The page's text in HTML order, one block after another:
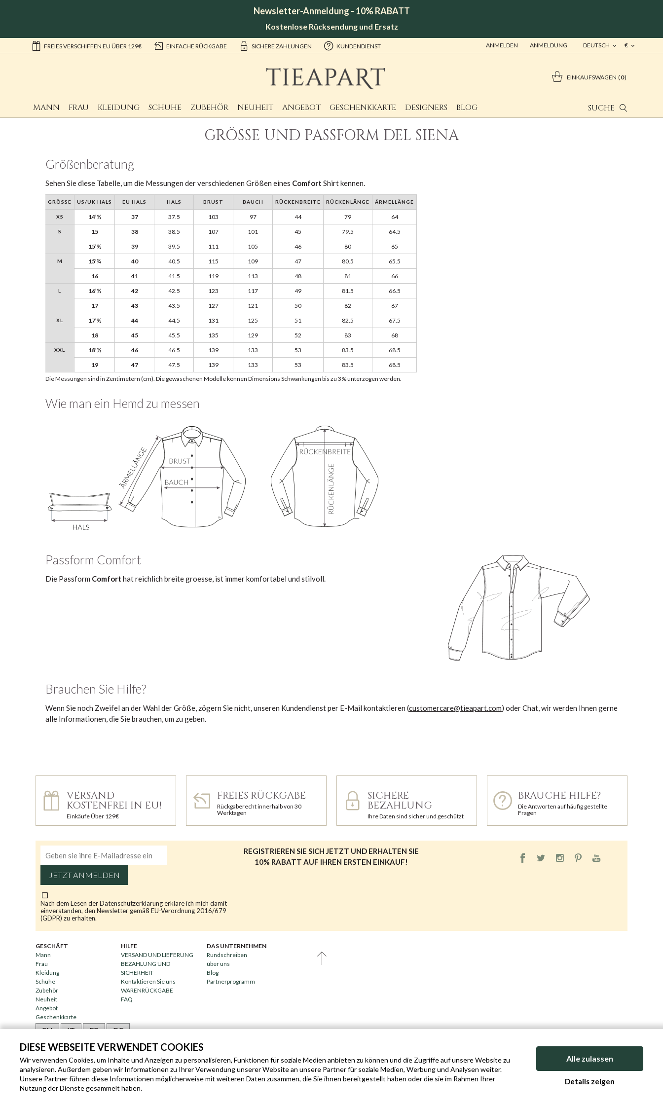
DIESE WEBSEITE VERWENDET COOKIES
Wir verwenden Cookies, um Inhalte und Anzeigen zu personalisieren, Funktionen für soziale Medien anbieten zu können und die Zugriffe auf unsere Website zu
analysieren. Außerdem geben wir Informationen zu Ihrer Verwendung unserer Website an unsere Partner für soziale Medien, Werbung und Analysen weiter.
Unsere Partner führen diese Informationen möglicherweise mit weiteren Daten zusammen, die Sie ihnen bereitgestellt haben oder die sie im Rahmen Ihrer
Nutzung der Dienste gesammelt haben.
Alle zulassen
Details zeigen
Newsletter-Anmeldung - 10% RABATT
Kostenlose Rücksendung und Ersatz
FREIES VERSCHIFFEN EU ÜBER 129€ EINFACHE RÜCKGABE SICHERE ZAHLUNGEN KUNDENDIENST €
DEUTSCH
ANMELDEN ANMELDUNG
SUCHE
EINKAUFSWAGEN 0
MANN FRAU KLEIDUNG SCHUHE ZUBEHÖR NEUHEIT ANGEBOT GESCHENKKARTE DESIGNERS BLOG
GRÖSSE UND PASSFORM DEL SIENA
Größenberatung
Sehen Sie diese Tabelle, um die Messungen der verschiedenen Größen eines Comfort Shirt kennen.
GRÖSSE US/UK HALS EU HALS HALS BRUST BAUCH RÜCKENBREITE RÜCKENLÄNGE ÄRMELLÄNGE
XS 14’½ 37 37.5 103 97 44 79 64
S 15 38 38.5 107 101 45 79.5
64.5
15’½
39 39.5 111 105 46 80 65
M 15’¾ 40 40.5 115 109 47 80.5
65.5
16
41 41.5 119 113 48 81 66
L 16’½ 42 42.5 123 117 49 81.5
66.5
17
43 43.5 127 121 50 82 67
XL 17’½ 44 44.5 131 125 51 82.5
67.5
18
45 45.5 135 129 52 83 68
XXL 18’½ 46 46.5 139 133 53 83.5
68.5
19
47 47.5 139 133 53 83.5
68.5
Die Messungen sind in Zentimetern (cm). Die gewaschenen Modelle können Dimensions Schwankungen bis zu 3% unterzogen werden.
Wie man ein Hemd zu messen
Passform Comfort
Die Passform Comfort hat reichlich breite groesse, ist immer komfortabel und stilvoll.
Brauchen Sie Hilfe?
Wenn Sie noch Zweifel an der Wahl der Größe, zögern Sie nicht, unseren Kundendienst per E-Mail kontaktieren (customercare@tieapart.com) oder Chat, wir werden Ihnen gerne
alle Informationen, die Sie brauchen, um zu geben.
VERSAND
KOSTENFREI IN EU!
Einkäufe Über 129€
FREIES RÜCKGABE
Rückgaberecht innerhalb von 30
Werktagen
SICHERE
BEZAHLUNG
Ihre Daten sind sicher und geschützt
BRAUCHE HILFE?
Die Antworten auf häufig gestellte
Fragen
JETZT ANMELDEN
Nach dem Lesen derDatenschutzerklärungerkläre ich mich damit
einverstanden, den Newsletter gemäß EU-Verordnung 2016/679
(GDPR) zu erhalten.
REGISTRIEREN SIE SICH JETZT UND ERHALTEN SIE
10% RABATT AUF IHREN ERSTEN EINKAUF!
GESCHÄFT
Mann
Frau
Kleidung
Schuhe
Zubehör
Neuheit
Angebot
Geschenkkarte
HILFE
VERSAND UND LIEFERUNG
BEZAHLUNG UND
SICHERHEIT
Kontaktieren Sie uns
WARENRÜCKGABE
FAQ
DAS UNTERNEHMEN
Rundschreiben
über uns
Blog
Partnerprogramm
EN IT FR DE